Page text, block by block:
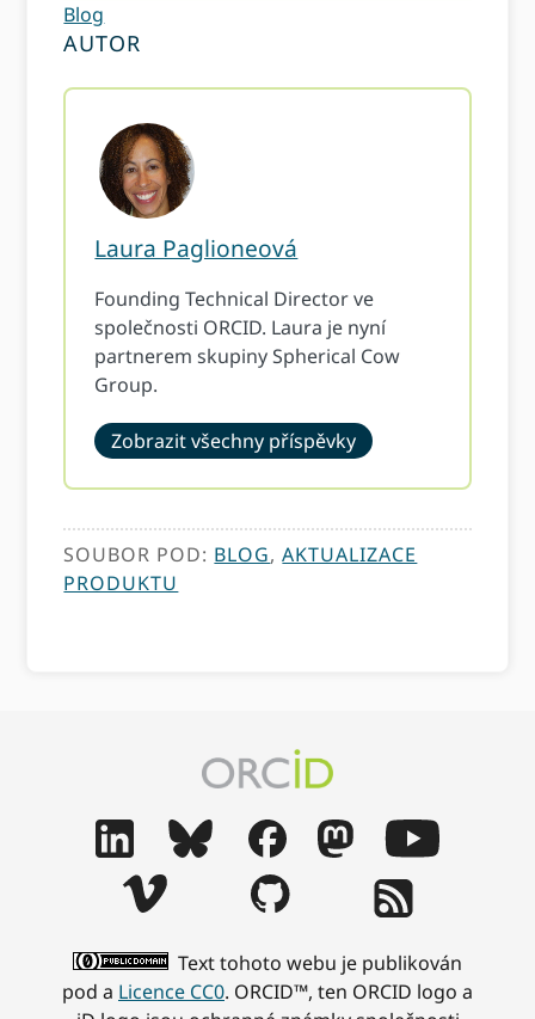
Blog
AUTOR
Laura Paglioneová
Founding Technical Director ve
společnosti ORCID. Laura je nyní
partnerem skupiny Spherical Cow
Group.
Zobrazit všechny příspěvky
SOUBOR POD: BLOG,AKTUALIZACE
PRODUKTU
Text tohoto webu je publikován
pod a Licence CC0. ORCID™, ten ORCID logo a